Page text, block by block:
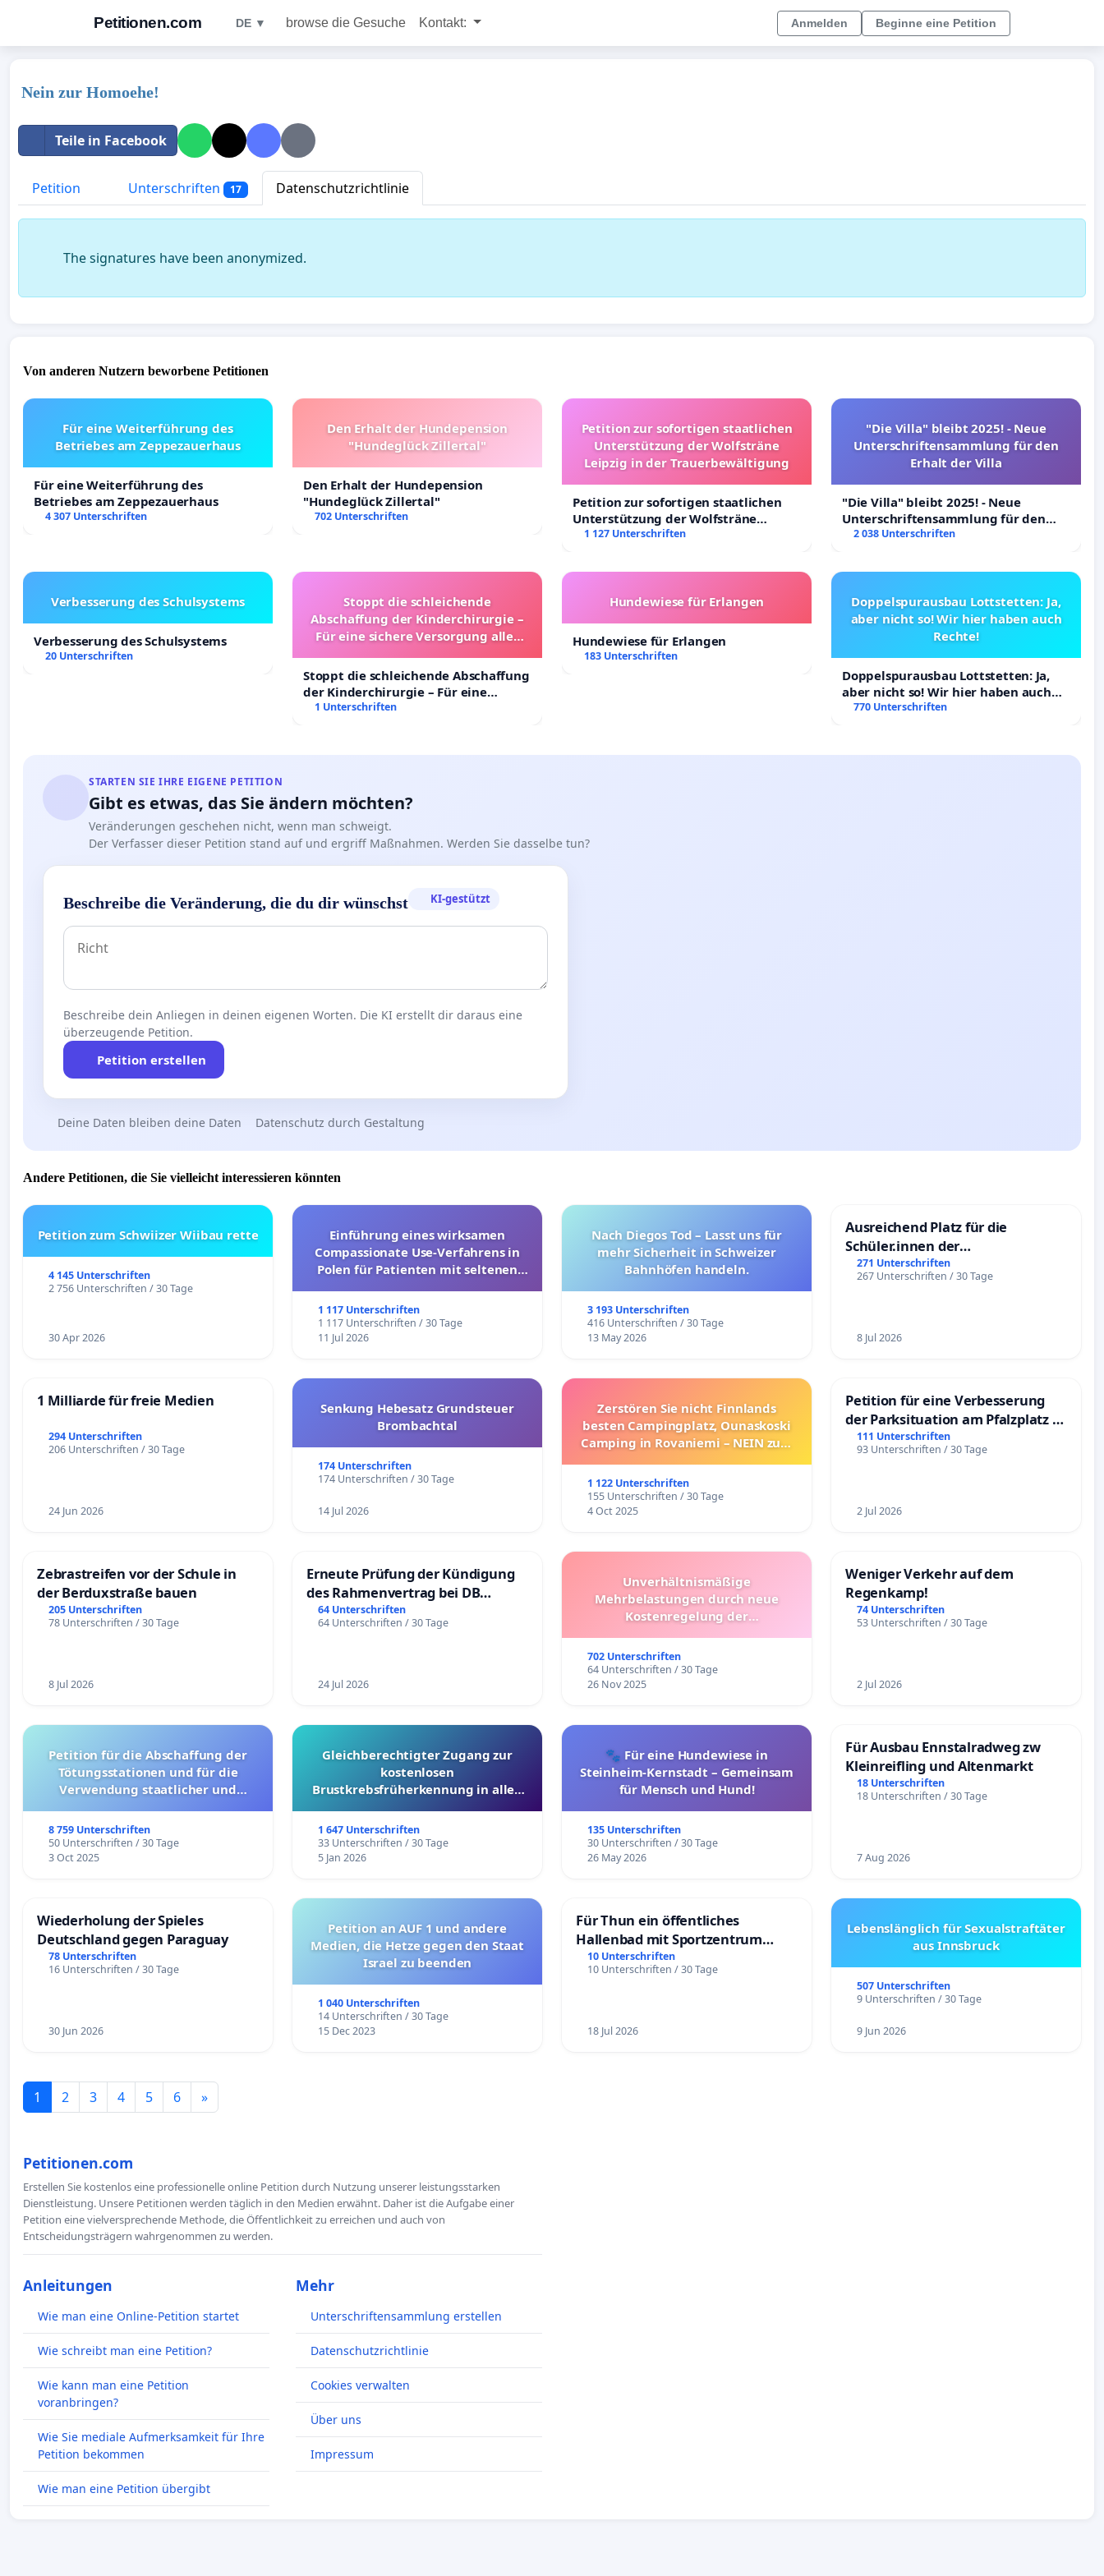
Petitionen.com DE ▼ browse die Gesuche Kontakt: Anmelden Beginne eine Petition
Nein zur Homoehe!
Teile in Facebook
Petition Unterschriften 17 Datenschutzrichtlinie
The signatures have been anonymized.
Von anderen Nutzern beworbene Petitionen
Für eine Weiterführung des
Betriebes am Zeppezauerhaus
Für eine Weiterführung des
Betriebes am Zeppezauerhaus
4 307 Unterschriften
Den Erhalt der Hundepension
"Hundeglück Zillertal"
Den Erhalt der Hundepension
"Hundeglück Zillertal"
702 Unterschriften
Petition zur sofortigen staatlichen
Unterstützung der Wolfsträne
Leipzig in der Trauerbewältigung
Petition zur sofortigen staatlichen
Unterstützung der Wolfsträne
Leipzig in der Trauerbewältigung
1 127 Unterschriften
"Die Villa" bleibt 2025! - Neue
Unterschriftensammlung für den
Erhalt der Villa
"Die Villa" bleibt 2025! - Neue
Unterschriftensammlung für den
Erhalt der Villa
2 038 Unterschriften
Verbesserung des Schulsystems
Verbesserung des Schulsystems
20 Unterschriften
Stoppt die schleichende
Abschaffung der Kinderchirurgie –
Für eine sichere Versorgung aller
Stoppt die schleichende Abschaffung
der Kinderchirurgie – Für eine
sichere Versorgung aller Kinder in
1 Unterschriften
Hundewiese für Erlangen
Hundewiese für Erlangen
183 Unterschriften
Doppelspurausbau Lottstetten: Ja,
aber nicht so! Wir hier haben auch
Rechte!
Doppelspurausbau Lottstetten: Ja,
aber nicht so! Wir hier haben auch
Rechte!
770 Unterschriften
STARTEN SIE IHRE EIGENE PETITION
Gibt es etwas, das Sie ändern möchten?
Veränderungen geschehen nicht, wenn man schweigt.
Der Verfasser dieser Petition stand auf und ergriff Maßnahmen. Werden Sie dasselbe tun?
Beschreibe die Veränderung, die du dir wünschst KI-gestützt
Beschreibe dein Anliegen in deinen eigenen Worten. Die KI erstellt dir daraus eine
überzeugende Petition.
Petition erstellen
Deine Daten bleiben deine Daten Datenschutz durch Gestaltung
Andere Petitionen, die Sie vielleicht interessieren könnten
Petition zum Schwiizer Wiibau rette
4 145 Unterschriften
2 756 Unterschriften / 30 Tage
30 Apr 2026
Einführung eines wirksamen
Compassionate Use-Verfahrens in
Polen für Patienten mit seltenen
1 117 Unterschriften
1 117 Unterschriften / 30 Tage
11 Jul 2026
Nach Diegos Tod – Lasst uns für
mehr Sicherheit in Schweizer
Bahnhöfen handeln.
3 193 Unterschriften
416 Unterschriften / 30 Tage
13 May 2026
Ausreichend Platz für die
Schüler.innen der
Schönbergschule
271 Unterschriften
267 Unterschriften / 30 Tage
8 Jul 2026
1 Milliarde für freie Medien
294 Unterschriften
206 Unterschriften / 30 Tage
24 Jun 2026
Senkung Hebesatz Grundsteuer
Brombachtal
174 Unterschriften
174 Unterschriften / 30 Tage
14 Jul 2026
Zerstören Sie nicht Finnlands
besten Campingplatz, Ounaskoski
Camping in Rovaniemi – NEIN zum
1 122 Unterschriften
155 Unterschriften / 30 Tage
4 Oct 2025
Petition für eine Verbesserung
der Parksituation am Pfalzplatz in
Mannheim
111 Unterschriften
93 Unterschriften / 30 Tage
2 Jul 2026
Zebrastreifen vor der Schule in
der Berduxstraße bauen
205 Unterschriften
78 Unterschriften / 30 Tage
8 Jul 2026
Erneute Prüfung der Kündigung
des Rahmenvertrag bei DB
Fahrwegdienste Gmbh
64 Unterschriften
64 Unterschriften / 30 Tage
24 Jul 2026
Unverhältnismäßige
Mehrbelastungen durch neue
Kostenregelung der
Überprüfung und Alternativen
702 Unterschriften
64 Unterschriften / 30 Tage
26 Nov 2025
Weniger Verkehr auf dem
Regenkamp!
74 Unterschriften
53 Unterschriften / 30 Tage
2 Jul 2026
Petition für die Abschaffung der
Tötungsstationen und für die
Verwendung staatlicher und
8 759 Unterschriften
50 Unterschriften / 30 Tage
3 Oct 2025
Gleichberechtigter Zugang zur
kostenlosen
Brustkrebsfrüherkennung in allen
1 647 Unterschriften
33 Unterschriften / 30 Tage
5 Jan 2026
🐾 Für eine Hundewiese in
Steinheim-Kernstadt – Gemeinsam
für Mensch und Hund!
135 Unterschriften
30 Unterschriften / 30 Tage
26 May 2026
Für Ausbau Ennstalradweg zw
Kleinreifling und Altenmarkt
18 Unterschriften
18 Unterschriften / 30 Tage
7 Aug 2026
Wiederholung der Spieles
Deutschland gegen Paraguay
78 Unterschriften
16 Unterschriften / 30 Tage
30 Jun 2026
Petition an AUF 1 und andere
Medien, die Hetze gegen den Staat
Israel zu beenden
1 040 Unterschriften
14 Unterschriften / 30 Tage
15 Dec 2023
Für Thun ein öffentliches
Hallenbad mit Sportzentrum
schaffen
10 Unterschriften
10 Unterschriften / 30 Tage
18 Jul 2026
Lebenslänglich für Sexualstraftäter
aus Innsbruck
507 Unterschriften
9 Unterschriften / 30 Tage
9 Jun 2026
1 2 3 4 5 6 »
Petitionen.com
Erstellen Sie kostenlos eine professionelle online Petition durch Nutzung unserer leistungsstarken
Dienstleistung. Unsere Petitionen werden täglich in den Medien erwähnt. Daher ist die Aufgabe einer
Petition eine vielversprechende Methode, die Öffentlichkeit zu erreichen und auch von
Entscheidungsträgern wahrgenommen zu werden.
Anleitungen
Wie man eine Online-Petition startet
Wie schreibt man eine Petition?
Wie kann man eine Petition
voranbringen?
Wie Sie mediale Aufmerksamkeit für Ihre
Petition bekommen
Wie man eine Petition übergibt
Mehr
Unterschriftensammlung erstellen
Datenschutzrichtlinie
Cookies verwalten
Über uns
Impressum